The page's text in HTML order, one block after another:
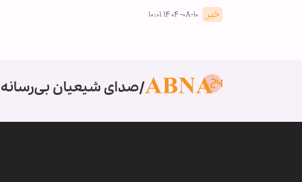
خبر ۱۴۰۴-۰۸-۱۰ ۱۰:۰۱
صدای شیعیان بی‌رسانه